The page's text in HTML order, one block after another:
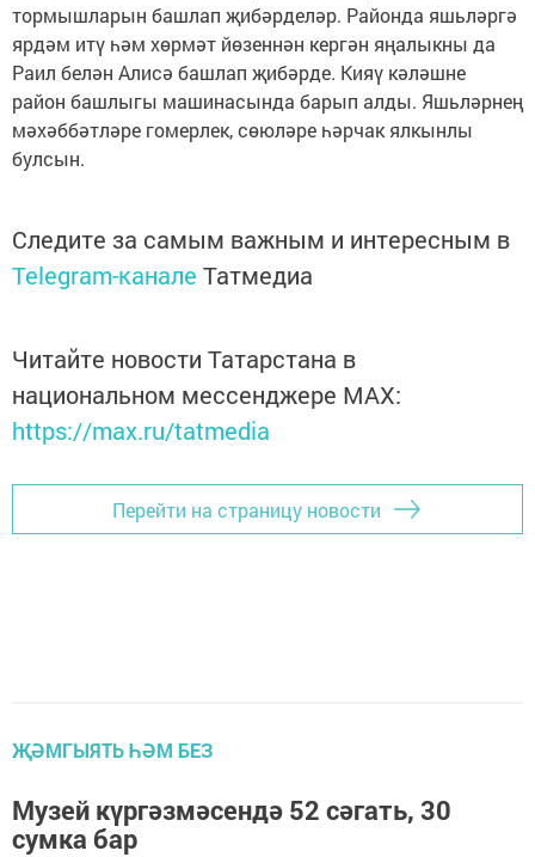
тормышларын башлап җибәрделәр. Районда яшьләргә
ярдәм итү һәм хөрмәт йөзеннән кергән яңалыкны да
Раил белән Алисә башлап җибәрде. Кияү кәләшне
район башлыгы машинасында барып алды. Яшьләрнең
мәхәббәтләре гомерлек, сөюләре һәрчак ялкынлы
булсын.
Следите за самым важным и интересным в
Telegram-канале Татмедиа
Читайте новости Татарстана в
национальном мессенджере MАХ:
https://max.ru/tatmedia
Перейти на страницу новости
ҖӘМГЫЯТЬ ҺӘМ БЕЗ
Музей күргәзмәсендә 52 сәгать, 30
сумка бар